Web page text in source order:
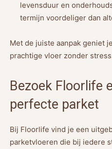
levensduur en
termijn voordeliger dan
Met de juiste aanpak geniet
prachtige vloer zonder
Bezoek Floorlife
perfecte parket
Bij Floorlife vind je een
parketvloeren die bij iedere